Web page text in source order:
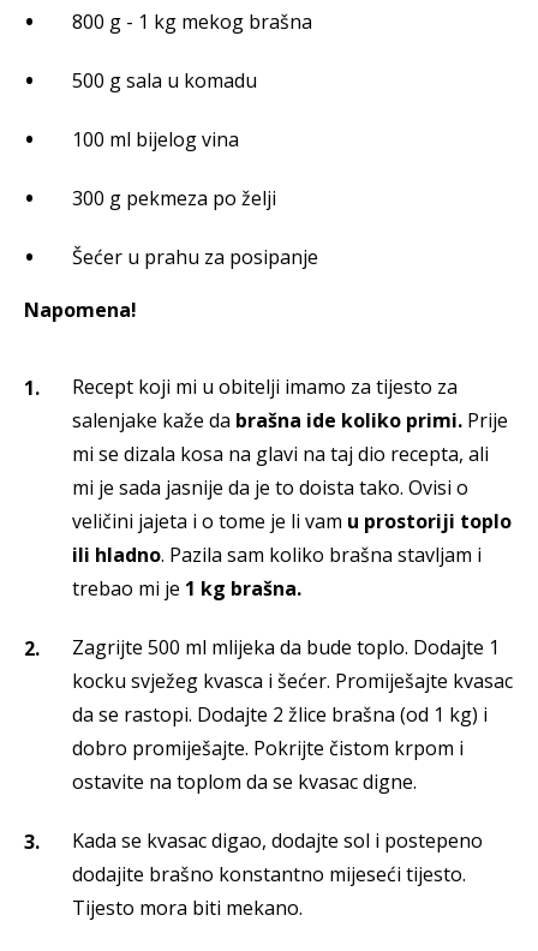
800 g - 1 kg mekog brašna
500 g sala u komadu
100 ml bijelog vina
300 g pekmeza po želji
Šećer u prahu za posipanje
Napomena!
Recept koji mi u obitelji imamo za tijesto za
salenjake kaže da brašna ide koliko primi. Prije
mi se dizala kosa na glavi na taj dio recepta, ali
mi je sada jasnije da je to doista tako. Ovisi o
veličini jajeta i o tome je li vam u prostoriji toplo
ili hladno. Pazila sam koliko brašna stavljam i
trebao mi je 1 kg brašna.
Zagrijte 500 ml mlijeka da bude toplo. Dodajte 1
kocku svježeg kvasca i šećer. Promiješajte kvasac
da se rastopi. Dodajte 2 žlice brašna (od 1 kg) i
dobro promiješajte. Pokrijte čistom krpom i
ostavite na toplom da se kvasac digne.
Kada se kvasac digao, dodajte sol i postepeno
dodajite brašno konstantno mijeseći tijesto.
Tijesto mora biti mekano.